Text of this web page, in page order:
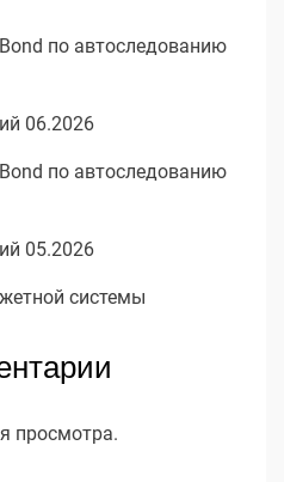
по автоследованию
06.2026
по автоследованию
05.2026
системы
просмотра.